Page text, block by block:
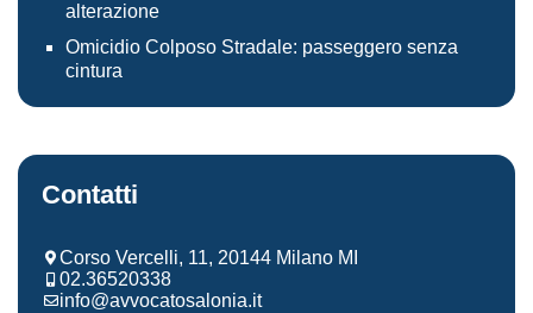
alterazione
Omicidio Colposo Stradale: passeggero senza
cintura
Contatti
Corso Vercelli, 11, 20144 Milano MI
02.36520338
info@avvocatosalonia.it